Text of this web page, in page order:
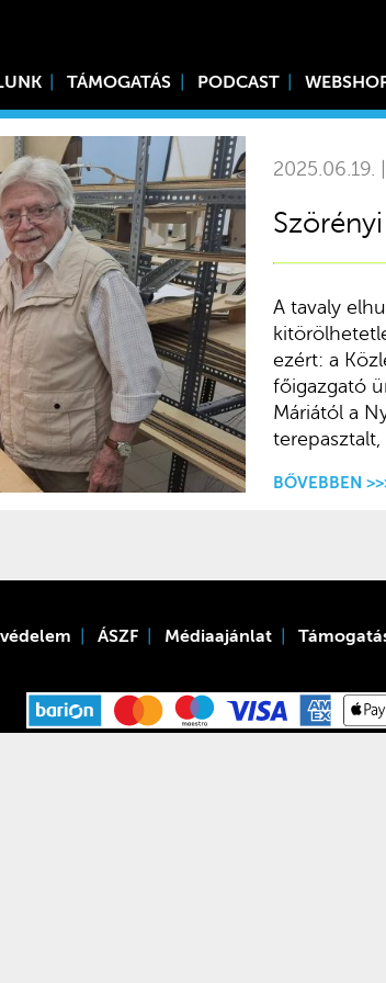
TÁMOGATÁS PODCAST
2025.06.19.
A tavaly
ezért: a
főigazgató
Máriától a
BŐVEBBEN
ÁSZF Médiaajánlat